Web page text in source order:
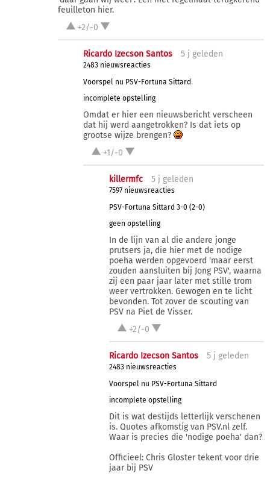
feuilleton hier.
+2/-0
Ricardo Izecson Santos 5 j geleden
2483 nieuwsreacties
Voorspel nu PSV-Fortuna Sittard
incomplete opstelling
Omdat er hier een nieuwsbericht verscheen
dat hij werd aangetrokken? Is dat iets op
grootse wijze brengen?
+1/-0
killermfc 5 j geleden
7597 nieuwsreacties
PSV-Fortuna Sittard 3-0 (2-0)
geen opstelling
In de lijn van al die andere jonge
prutsers ja, die hier met de nodige
poeha werden opgevoerd 'maar eerst
zouden aansluiten bij Jong PSV', waarna
zij een paar jaar later met stille trom
weer vertrokken. Gewogen en te licht
bevonden. Tot zover de scouting van
PSV na Piet de Visser.
+2/-0
Ricardo Izecson Santos 5 j geleden
2483 nieuwsreacties
Voorspel nu PSV-Fortuna Sittard
incomplete opstelling
Dit is wat destijds letterlijk verschenen
is. Quotes afkomstig van PSV.nl zelf.
Waar is precies die 'nodige poeha' dan?
Officieel: Chris Gloster tekent voor drie
jaar bij PSV